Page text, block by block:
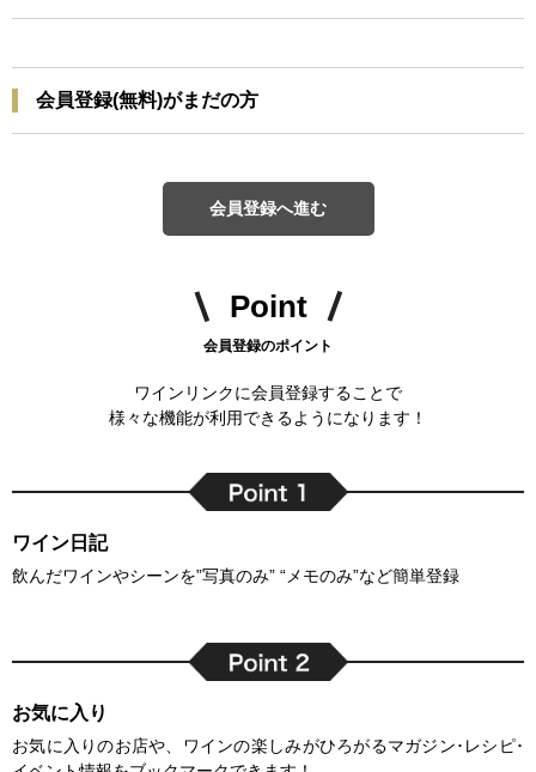
会員登録(無料)がまだの方
会員登録へ進む
Point
会員登録のポイント
ワインリンクに会員登録することで
様々な機能が利用できるようになります！
ワイン日記
飲んだワインやシーンを”写真のみ” “メモのみ”など簡単登録
お気に入り
お気に入りのお店や、ワインの楽しみがひろがるマガジン･レシピ･